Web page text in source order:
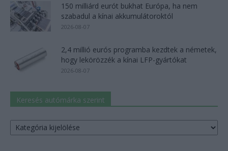
150 milliárd eurót bukhat Európa, ha nem
szabadul a kínai akkumulátoroktól
2026-08-07
2,4 millió eurós programba kezdtek a németek,
hogy lekörözzék a kínai LFP-gyártókat
2026-08-07
Keresés autómárka szerint
Keresés
autómárka